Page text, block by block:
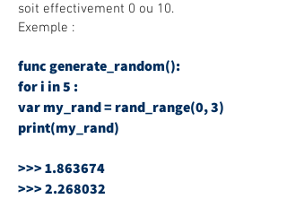
soit effectivement 0 ou 10.
Exemple :
func generate_random():
for i in 5 :
var my_rand = rand_range(0, 3)
print(my_rand)
>>>1.863674
>>>2.268032